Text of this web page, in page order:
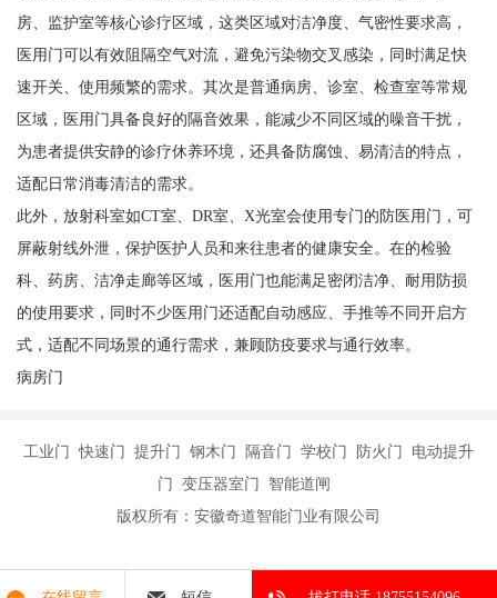
房、监护室等核心诊疗区域，这类区域对洁净度、气密性要求高，
医用门可以有效阻隔空气对流，避免污染物交叉感染，同时满足快
速开关、使用频繁的需求。其次是普通病房、诊室、检查室等常规
区域，医用门具备良好的隔音效果，能减少不同区域的噪音干扰，
为患者提供安静的诊疗休养环境，还具备防腐蚀、易清洁的特点，
适配日常消毒清洁的需求。
此外，放射科室如CT室、DR室、X光室会使用专门的防医用门，可
屏蔽射线外泄，保护医护人员和来往患者的健康安全。在的检验
科、药房、洁净走廊等区域，医用门也能满足密闭洁净、耐用防损
的使用要求，同时不少医用门还适配自动感应、手推等不同开启方
式，适配不同场景的通行需求，兼顾防疫要求与通行效率。
病房门
工业门 快速门 提升门 钢木门 隔音门 学校门 防火门 电动提升
门 变压器室门 智能道闸
版权所有：安徽奇道智能门业有限公司